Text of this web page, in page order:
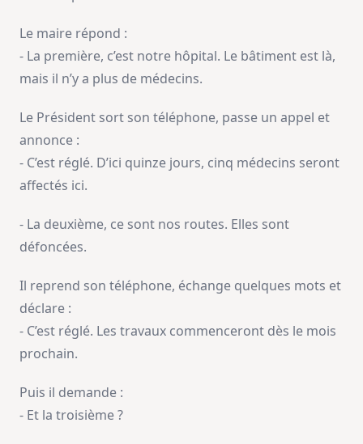
Le maire répond :
- La première, c’est notre hôpital. Le bâtiment est là,
mais il n’y a plus de médecins.
Le Président sort son téléphone, passe un appel et
annonce :
- C’est réglé. D’ici quinze jours, cinq médecins seront
affectés ici.
- La deuxième, ce sont nos routes. Elles sont
défoncées.
Il reprend son téléphone, échange quelques mots et
déclare :
- C’est réglé. Les travaux commenceront dès le mois
prochain.
Puis il demande :
- Et la troisième ?